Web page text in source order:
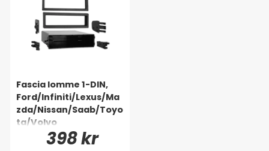
Fascia lomme 1-DIN,
Ford/Infiniti/Lexus/Ma
zda/Nissan/Saab/Toyo
ta/Volvo
398 kr